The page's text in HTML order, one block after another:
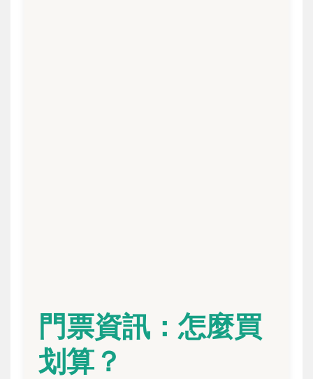
門票資訊：怎麼買
划算？